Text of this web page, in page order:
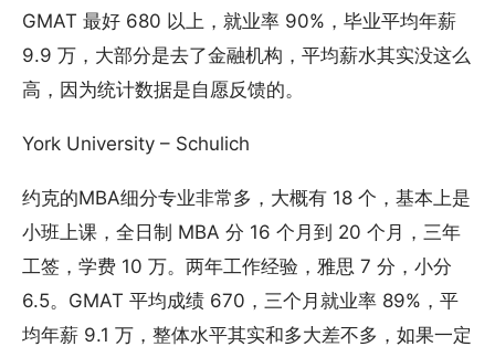
GMAT 最好 680 以上，就业率 90%，毕业平均年薪
9.9 万，大部分是去了金融机构，平均薪水其实没这么
高，因为统计数据是自愿反馈的。
York University – Schulich
约克的MBA细分专业非常多，大概有 18 个，基本上是
小班上课，全日制 MBA 分 16 个月到 20 个月，三年
工签，学费 10 万。两年工作经验，雅思 7 分，小分
6.5。GMAT 平均成绩 670，三个月就业率 89%，平
均年薪 9.1 万，整体水平其实和多大差不多，如果一定